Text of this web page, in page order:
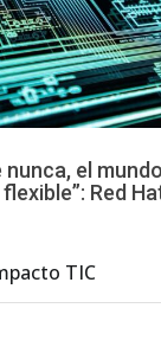
nunca, el
Red
TIC